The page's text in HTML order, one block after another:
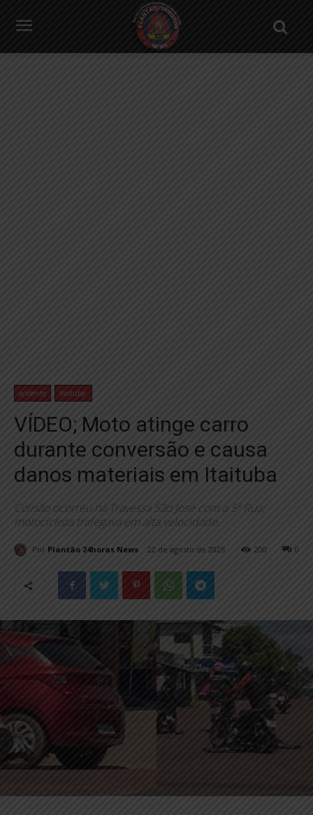
acidente Itaituba
VÍDEO; Moto atinge carro
durante conversão e causa
danos materiais em Itaituba
Colisão ocorreu na Travessa São José com a 5ª Rua;
motociclista trafegava em alta velocidade.
Por Plantão 24horas News 22 de agosto de 2025 0
200